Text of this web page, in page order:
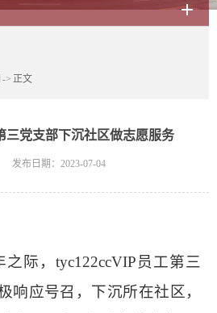
-> 正文
三党支部下沉社区做志愿服务
发布日期：2023-07-04
之际 ，tyc122ccVIP员工第三
响应号召， 下沉所在社区，